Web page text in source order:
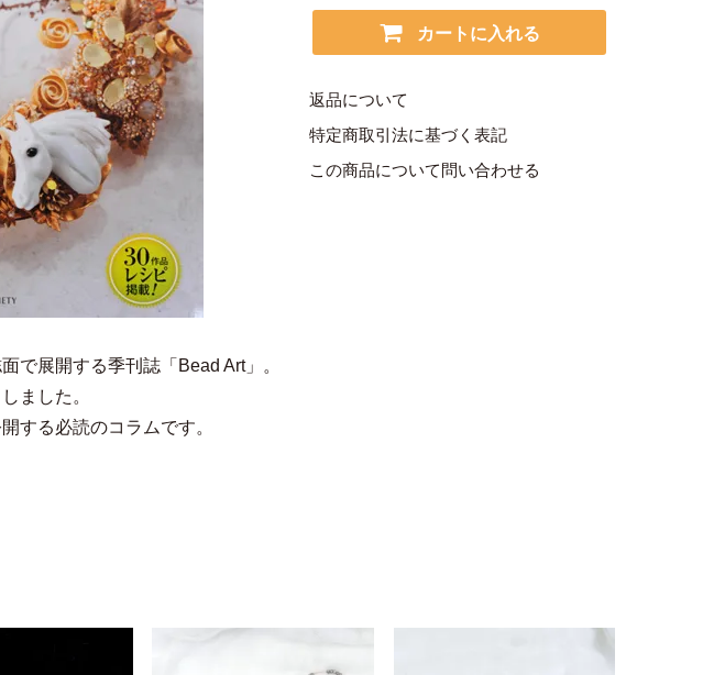
カートに入れる
返品について
特定商取引法に基づく表記
この商品について問い合わせる
で展開する季刊誌「Bead Art」。
ました。
する必読のコラムです。